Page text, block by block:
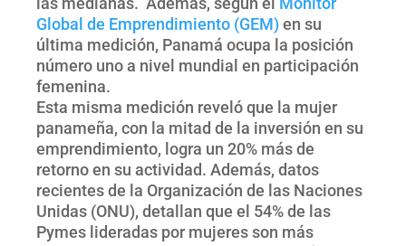
Global de Emprendimiento (GEM)en su
última medición, Panamá ocupa la posición
número uno a nivel mundial en participación
femenina.
Esta misma medición reveló que la mujer
panameña, con la mitad de la inversión en su
emprendimiento, logra un 20% más de
retorno en su actividad. Además, datos
recientes de la Organización de las Naciones
Unidas (ONU), detallan que el 54% de las
Pymes lideradas por mujeres son más